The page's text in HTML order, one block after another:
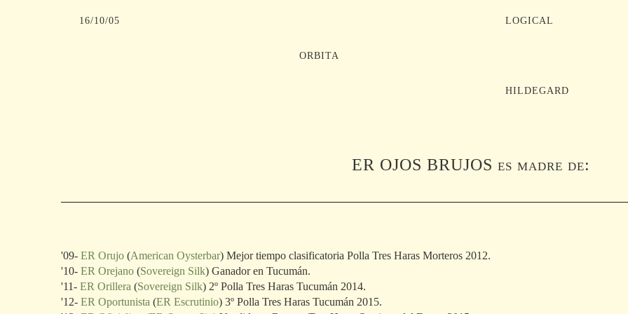
16/10/05 LOGICAL
ORBITA
HILDEGARD
ER OJOS BRUJOS es madre de:
'09- ER Orujo (American Oysterbar) Mejor tiempo clasificatoria Polla Tres Haras Morteros 2012.
'10- ER Orejano (Sovereign Silk) Ganador en Tucumán.
'11- ER Orillera (Sovereign Silk) 2º Polla Tres Haras Tucumán 2014.
'12- ER Oportunista (ER Escrutinio) 3º Polla Tres Haras Tucumán 2015.